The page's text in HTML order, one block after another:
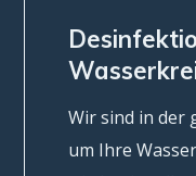
Legionellen
Wir kümmern
Behandlung